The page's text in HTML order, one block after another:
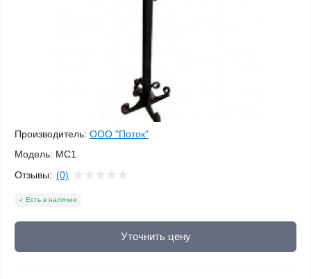
Производитель: ООО "Поток"
Модель: МС1
Отзывы: (0)
Есть в наличии
Уточнить цену